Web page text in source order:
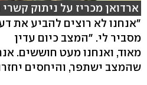
ארדואן מכריז על ניתוק
"אנחנו לא רוצים להביע את
מסביר לי. "המצב כיום עדין
מאוד, ואנחנו מעט חוששים.
שהמצב ישתפר, והיחסים